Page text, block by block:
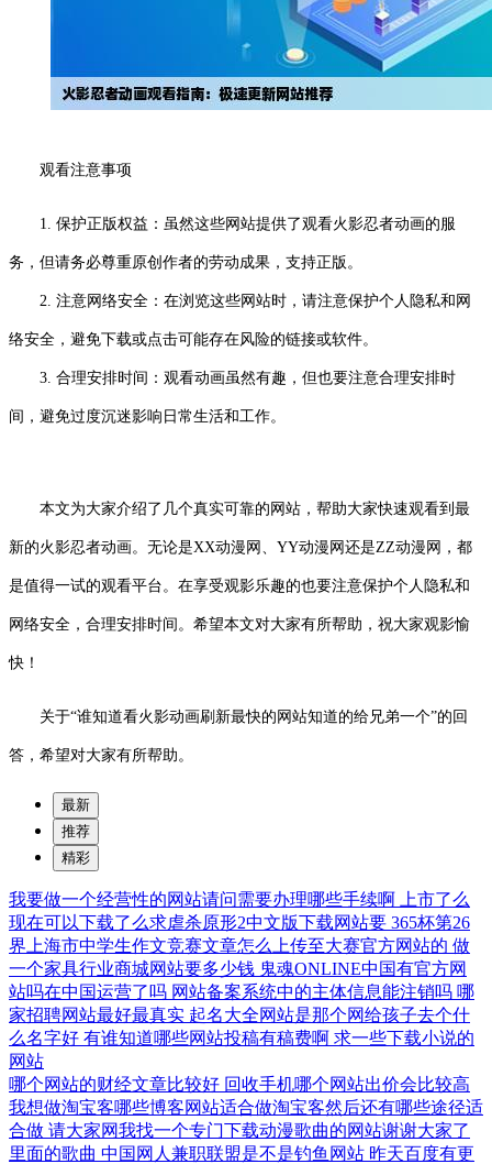
观看注意事项
1. 保护正版权益：虽然这些网站提供了观看火影忍者动画的服
务，但请务必尊重原创作者的劳动成果，支持正版。
2. 注意网络安全：在浏览这些网站时，请注意保护个人隐私和网
络安全，避免下载或点击可能存在风险的链接或软件。
3. 合理安排时间：观看动画虽然有趣，但也要注意合理安排时
间，避免过度沉迷影响日常生活和工作。
本文为大家介绍了几个真实可靠的网站，帮助大家快速观看到最
新的火影忍者动画。无论是XX动漫网、YY动漫网还是ZZ动漫网，都
是值得一试的观看平台。在享受观影乐趣的也要注意保护个人隐私和
网络安全，合理安排时间。希望本文对大家有所帮助，祝大家观影愉
快！
关于“谁知道看火影动画刷新最快的网站知道的给兄弟一个”的回
答，希望对大家有所帮助。
最新
推荐
精彩
我要做一个经营性的网站请问需要办理哪些手续啊
上市了么
现在可以下载了么求虐杀原形2中文版下载网站要 365杯第26
界上海市中学生作文竞赛文章怎么上传至大赛官方网站的 做
一个家具行业商城网站要多少钱 鬼魂ONLINE中国有官方网
站吗在中国运营了吗 网站备案系统中的主体信息能注销吗 哪
家招聘网站最好最真实 起名大全网站是那个网给孩子去个什
么名字好 有谁知道哪些网站投稿有稿费啊 求一些下载小说的
网站
哪个网站的财经文章比较好 回收手机哪个网站出价会比较高
我想做淘宝客哪些博客网站适合做淘宝客然后还有哪些途径适
合做 请大家网我找一个专门下载动漫歌曲的网站谢谢大家了
里面的歌曲 中国网人兼职联盟是不是钓鱼网站 昨天百度有更